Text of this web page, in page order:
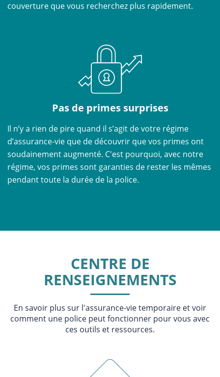
couverture que vous recherchez plus rapidement.
Pas de primes surprises
Il n’y a rien de pire quand il s’agit de votre régime
d’assurance-vie que de découvrir que vos primes ont
soudainement augmenté. C'est pourquoi, avec notre
régime, vos primes sont garanties de rester les mêmes
pendant toute la durée de la police.
CENTRE DE
RENSEIGNEMENTS
En savoir plus sur l'assurance-vie temporaire et voir
comment une police peut fonctionner pour vous avec
ces outils et ressources.